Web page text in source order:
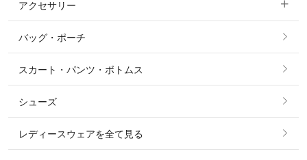
ニット・セーター
シャツ・ブラウス・ワンピース
その他 アウター
ショーシャツ
すべてのファッション雑貨
ソックス
ベルト
マフラー・スカーフ・ストール・スヌード
アクセサリー
すべてのアクセサリー
リング
ピアス・イヤリング
バッグ・ポーチ
スカート・パンツ・ボトムス
シューズ
レディースウェアを全て見る